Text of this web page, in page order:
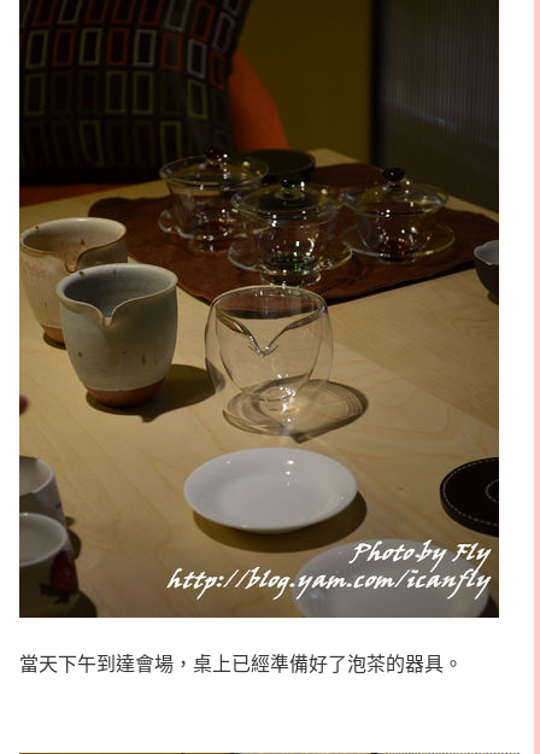
當天下午到達會場，桌上已經準備好了泡茶的器具。